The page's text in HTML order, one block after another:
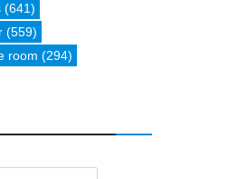
(641)
(559)
room (294)